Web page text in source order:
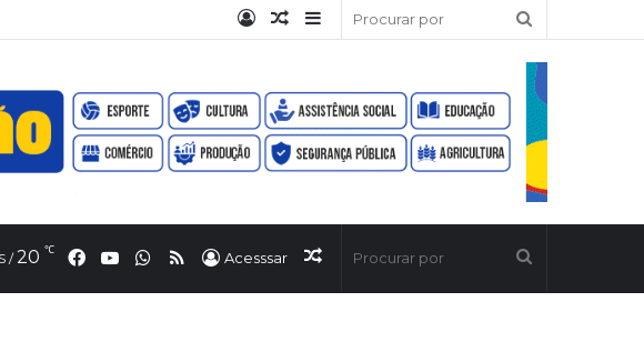
por
Barra
Artigo
Entrar
Artigo
Acesssar
RSS
WhatsApp
YouTube
Facebook
/20 ℃